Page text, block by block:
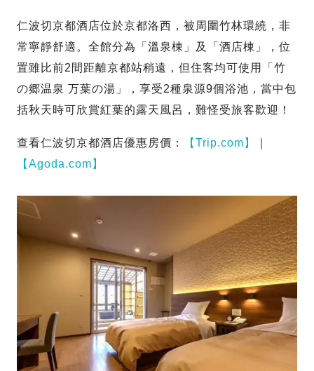
仁波切京都酒店位於京都洛西，被周圍竹林環繞，非
常寧靜舒適。全館分為「溫泉棟」及「酒店棟」，位
置雖比前2間距離京都站稍遠，但住客均可使用「竹
の郷温泉 万葉の湯」，享受2種泉源9個浴池，當中包
括秋天時可欣賞紅葉的露天風呂，難怪受旅客歡迎！
查看仁波切京都酒店優惠房價： 【Trip.com】
【Agoda.com】